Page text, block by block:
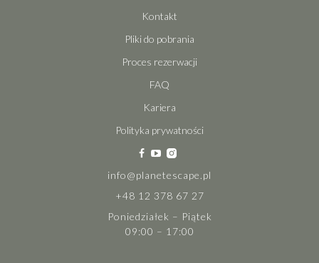
Kontakt
Pliki do pobrania
Proces rezerwacji
FAQ
Kariera
Polityka prywatności
info@planetescape.pl
+48 12 378 67 27
Poniedziałek – Piątek
09:00 – 17:00